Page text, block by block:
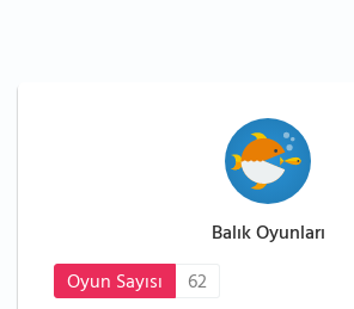
Balık Oyunları
Oyun Sayısı
62